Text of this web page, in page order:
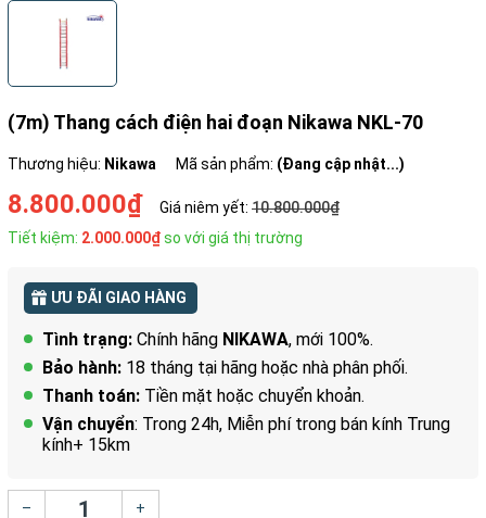
(7m) Thang cách điện hai đoạn Nikawa NKL-70
Thương hiệu: Nikawa Mã sản phẩm: (Đang cập nhật...)
8.800.000₫ Giá niêm yết: 10.800.000₫
Tiết kiệm: 2.000.000₫so với giá thị trường
ƯU ĐÃI GIAO HÀNG
Tình trạng: Chính hãng NIKAWA, mới 100%.
Bảo hành: 18 tháng tại hãng hoặc nhà phân phối.
Thanh toán: Tiền mặt hoặc chuyển khoản.
Vận chuyển: Trong 24h, Miễn phí trong bán kính Trung
kính+ 15km
– +